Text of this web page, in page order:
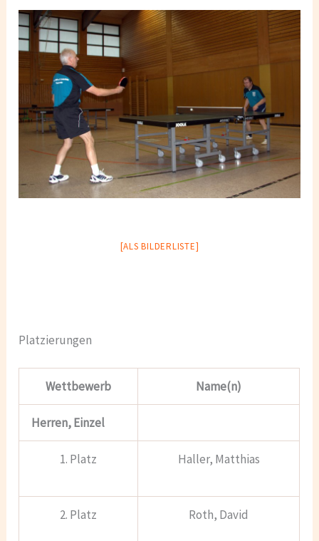
[ALS BILDERLISTE]
Platzierungen
Wettbewerb Name(n)
Herren, Einzel
1. Platz Haller, Matthias
2. Platz Roth, David